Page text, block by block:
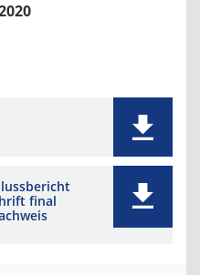
final